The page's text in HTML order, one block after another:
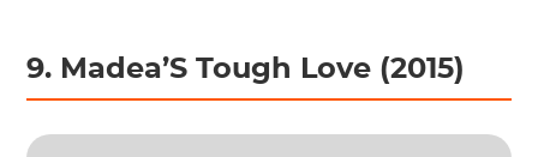
9. Madea’S Tough Love (2015)